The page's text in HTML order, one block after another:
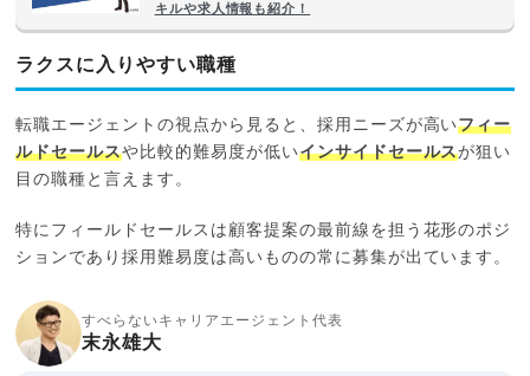
キルや求人情報も紹介！
ラクスに入りやすい職種
転職エージェントの視点から見ると、採用ニーズが高いフィー
ルドセールスや比較的難易度が低いインサイドセールスが狙い
目の職種と言えます。
特にフィールドセールスは顧客提案の最前線を担う花形のポジ
ションであり採用難易度は高いものの常に募集が出ています。
すべらないキャリアエージェント代表
末永雄大